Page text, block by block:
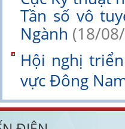
Tần số vô
Ngành (18/
Hội nghị
vực Đông